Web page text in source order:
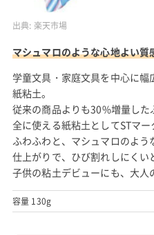
出典: 楽天市場
マシュマロのような心地よい
学童文具・家庭文具を中心に
紙粘土。
従来の商品よりも30%増量し
全に使える紙粘土としてSTマー
ふわふわと、マシュマロのよ
仕上がりで、ひび割れしにくい
子供の粘土デビューにも、大人
容量 130g